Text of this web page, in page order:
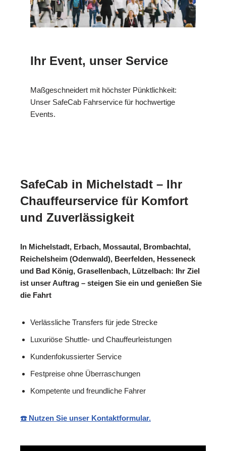
Ihr Event, unser Service
Maßgeschneidert mit höchster Pünktlichkeit:
Unser SafeCab Fahrservice für hochwertige
Events.
SafeCab in Michelstadt – Ihr
Chauffeurservice für Komfort
und Zuverlässigkeit
In Michelstadt, Erbach, Mossautal, Brombachtal,
Reichelsheim (Odenwald), Beerfelden, Hesseneck
und Bad König, Grasellenbach, Lützelbach: Ihr Ziel
ist unser Auftrag – steigen Sie ein und genießen Sie
die Fahrt
Verlässliche Transfers für jede Strecke
Luxuriöse Shuttle- und Chauffeurleistungen
Kundenfokussierter Service
Festpreise ohne Überraschungen
Kompetente und freundliche Fahrer
☎️ Nutzen Sie unser Kontaktformular.